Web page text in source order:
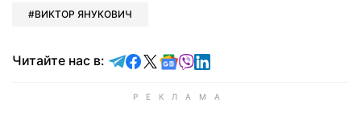
ВИКТОР ЯНУКОВИЧ
Читайте нас в: Читайте в Telegram
Читайте в Facebook
Читайте в X
Читайте в Google news
Читайте в Viber
Читайте в LinkedIn